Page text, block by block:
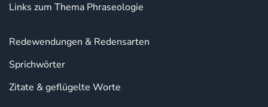
Links zum Thema Phraseologie
Redewendungen & Redensarten
Sprichwörter
Zitate & geflügelte Worte